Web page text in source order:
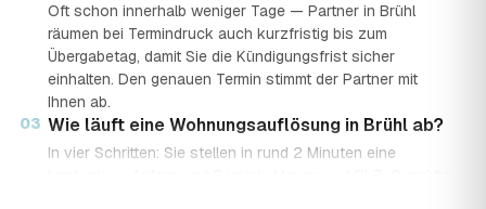
Oft schon innerhalb weniger Tage — Partner in Brühl
räumen bei Termindruck auch kurzfristig bis zum
Übergabetag, damit Sie die Kündigungsfrist sicher
einhalten. Den genauen Termin stimmt der Partner mit
Ihnen ab.
03 Wie läuft eine Wohnungsauflösung in Brühl ab?
In vier Schritten: Sie stellen in rund 2 Minuten eine